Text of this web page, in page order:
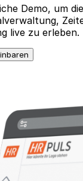
Demo, um
live zu erleben.